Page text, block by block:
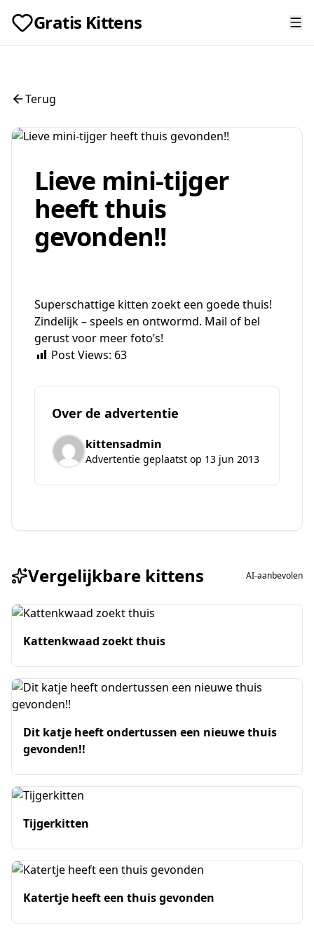
Gratis Kittens
Terug
Lieve mini-tijger
heeft thuis
gevonden!!
Superschattige kitten zoekt een goede thuis!
Zindelijk – speels en ontwormd. Mail of bel
gerust voor meer foto’s!
Post Views: 63
Over de advertentie
kittensadmin
Advertentie geplaatst op 13 jun 2013
Vergelijkbare kittens AI-aanbevolen
Kattenkwaad zoekt thuis
Dit katje heeft ondertussen een nieuwe thuis
gevonden!!
Tijgerkitten
Katertje heeft een thuis gevonden